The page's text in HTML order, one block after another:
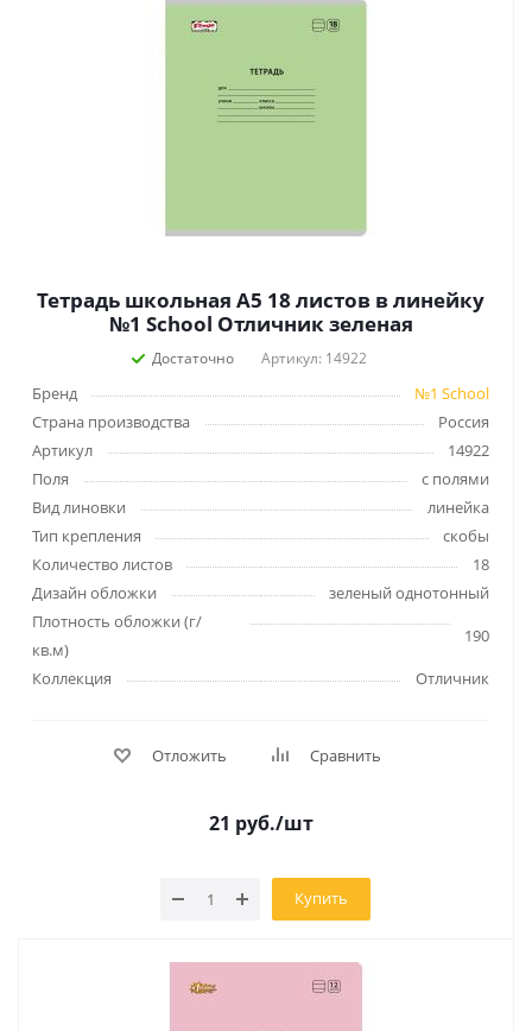
Тетрадь школьная А5 18 листов в линейку
№1 School Отличник зеленая
Достаточно Артикул: 14922
Бренд
№1 School
Страна производства
Россия
Артикул
14922
Поля
с полями
Вид линовки
линейка
Тип крепления
скобы
Количество листов
18
Дизайн обложки
зеленый однотонный
Плотность обложки (г/
кв.м)
190
Коллекция
Отличник
Отложить Сравнить
21 руб./шт
Купить